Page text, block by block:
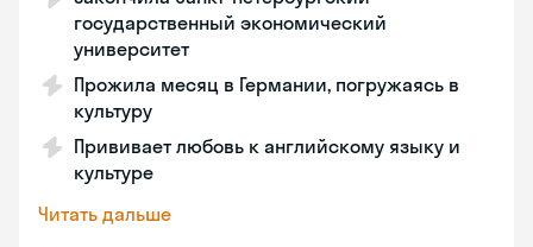
государственный экономический
университет
Прожила месяц в Германии, погружаясь в
культуру
Прививает любовь к английскому языку и
культуре
Читать дальше